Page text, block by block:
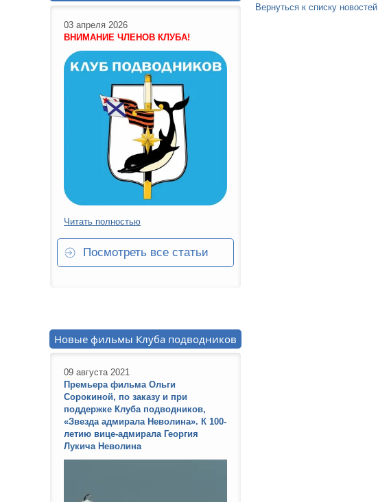
Вернуться к списку новостей
03 апреля 2026
ВНИМАНИЕ ЧЛЕНОВ КЛУБА!
Читать полностью
Посмотреть все статьи
Новые фильмы Клуба подводников
09 августа 2021
Премьера фильма Ольги
Сорокиной, по заказу и при
поддержке Клуба подводников,
«Звезда адмирала Неволина». К 100-
летию вице-адмирала Георгия
Лукича Неволина